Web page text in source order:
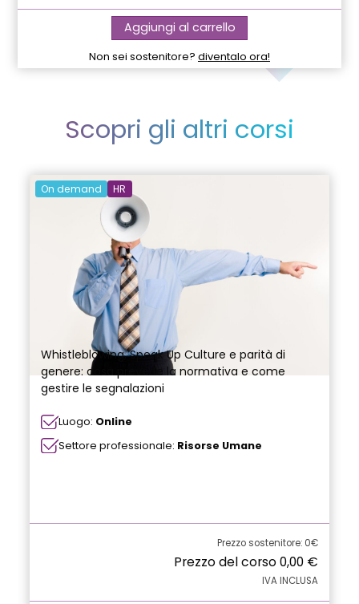
Aggiungi al carrello
Non sei sostenitore? diventalo ora!
Scopri gli altri corsi
On demand HR
Whistleblowing, Speak Up Culture e parità di
genere: cosa prevede la normativa e come
gestire le segnalazioni
Luogo: Online
Settore professionale: Risorse Umane
Prezzo sostenitore: 0€
Prezzo del corso0,00 €
IVA INCLUSA